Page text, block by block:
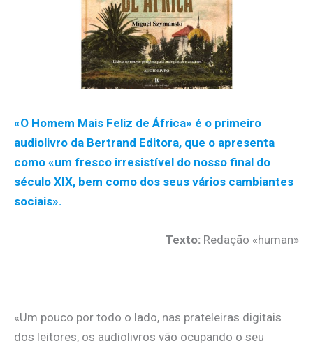
«O Homem Mais Feliz de África» é o primeiro
audiolivro da Bertrand Editora, que o apresenta
como «um fresco irresistível do nosso final do
século XIX, bem como dos seus vários cambiantes
sociais».
Texto: Redação «human»
«Um pouco por todo o lado, nas prateleiras digitais
dos leitores, os audiolivros vão ocupando o seu